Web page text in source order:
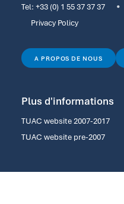
Tel: +33 (0) 1 55 37 37 37 •
Privacy Policy
A PROPOS DE NOUS
Plus d'informations
TUAC website 2007-2017
TUAC website pre-2007